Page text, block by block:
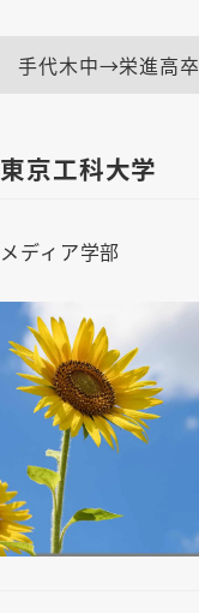
手代木中→栄進高卒
東京工科大学
メディア学部